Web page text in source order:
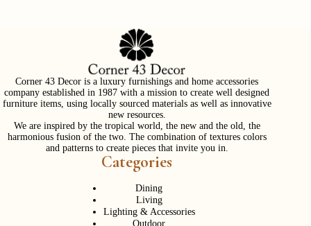
Corner 43 Decor is a luxury furnishings and home accessories
company established in 1987 with a mission to create well designed
furniture items, using locally sourced materials as well as innovative
new resources.
We are inspired by the tropical world, the new and the old, the
harmonious fusion of the two. The combination of textures colors
and patterns to create pieces that invite you in.
Categories
Dining
Living
Lighting & Accessories
Outdoor